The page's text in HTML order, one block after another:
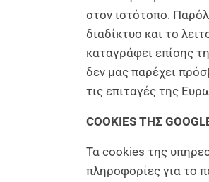
στον ιστότοπο.
διαδίκτυο και το
καταγράφει επίσης
δεν μας παρέχει
τις επιταγές της
COOKIES ΤΗΣ
Τα cookies της
πληροφορίες για το